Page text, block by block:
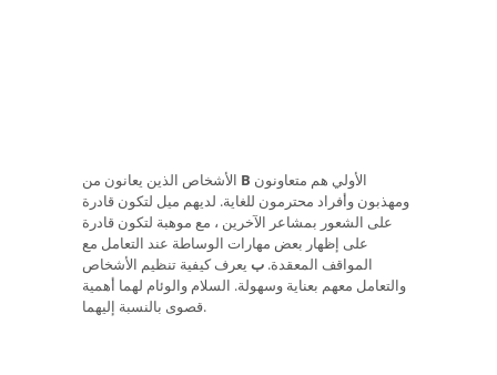
B
ومهذبون وأفراد محترمون للغاية. لديهم ميل لتكون قادرة
على الشعور بمشاعر الآخرين ، مع موهبة لتكون قادرة
على إظهار بعض مهارات الوساطة عند التعامل مع
المواقف المعقدة. ب يعرف كيفية تنظيم الأشخاص
والتعامل معهم بعناية وسهولة. السلام والوئام لهما أهمية
قصوى بالنسبة إليهما.